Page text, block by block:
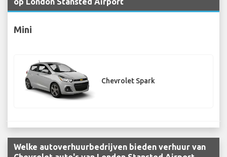
Mini
Chevrolet Spark
Welke autoverhuurbedrijven bieden verhuur van